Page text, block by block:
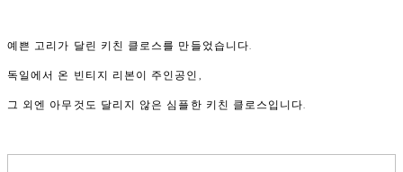
예쁜 고리가 달린 키친 클로스를 만들었습니다.
독일에서 온 빈티지 리본이 주인공인,
그 외엔 아무것도 달리지 않은 심플한 키친 클로스입니다.